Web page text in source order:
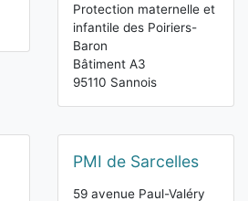
Protection maternelle et
infantile des Poiriers-
Baron
Bâtiment A3
95110 Sannois
PMI de Sarcelles
59 avenue Paul-Valéry